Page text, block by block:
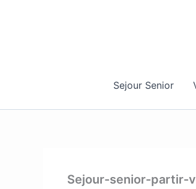
Sejour Senior
Sejour-senior-partir-